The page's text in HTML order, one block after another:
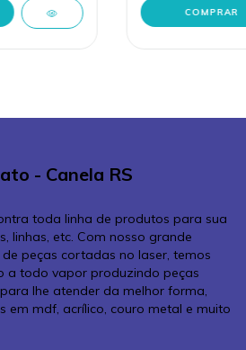
- Canela RS
toda linha de produtos para sua
linhas, etc. Com nosso grande
peças cortadas no laser, temos
a todo vapor produzindo peças
lhe atender da melhor forma,
em mdf, acrílico, couro metal e muito